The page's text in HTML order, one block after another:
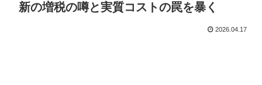
新の増税の噂と実質コストの罠を暴く
2026.04.17